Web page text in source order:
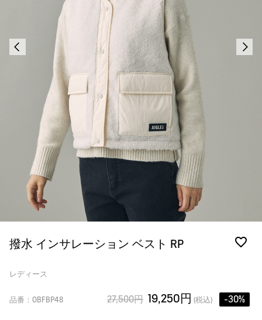
撥水 インサレーション ベスト RP
レディース
品番：OBFBP48 27,500円 19,250円 (税込) -30%